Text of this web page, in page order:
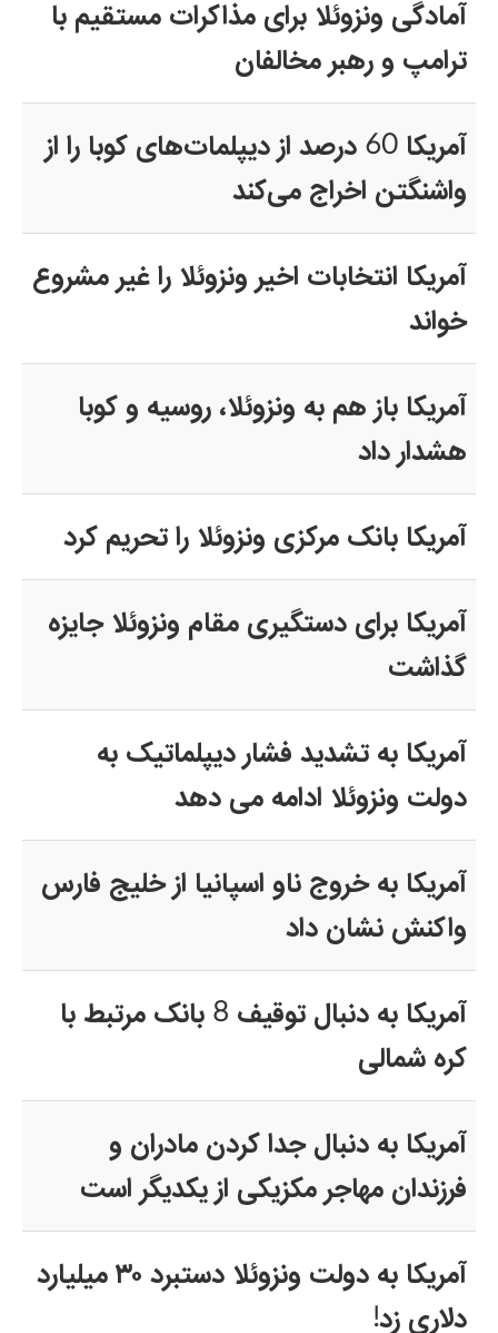
آمادگی ونزوئلا برای مذاکرات مستقیم با
ترامپ و رهبر مخالفان
آمریکا 60 درصد از دیپلمات‌های کوبا را از
واشنگتن اخراج می‌کند
آمریکا انتخابات اخیر ونزوئلا را غیر مشروع
خواند
آمریکا باز هم به ونزوئلا، روسیه و کوبا
هشدار داد
آمریکا بانک مرکزی ونزوئلا را تحریم کرد
آمریکا برای دستگیری مقام ونزوئلا جایزه
گذاشت
آمریکا به تشدید فشار دیپلماتیک به
دولت ونزوئلا ادامه می دهد
آمریکا به خروج ناو اسپانیا از خلیج فارس
واکنش نشان داد
آمریکا به دنبال توقیف 8 بانک مرتبط با
کره شمالی
آمریکا به دنبال جدا کردن مادران و
فرزندان مهاجر مکزیکی از یکدیگر است
آمریکا به دولت ونزوئلا دستبرد ۳۰ میلیارد
دلاری زد!